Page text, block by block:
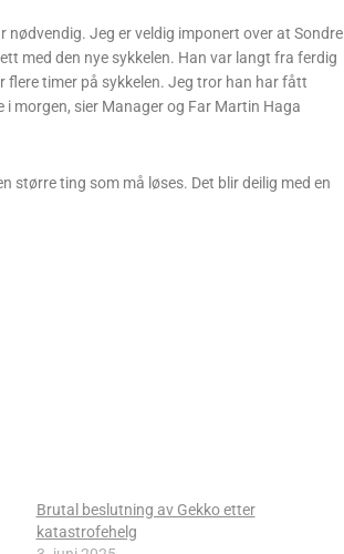
Jeg er veldig imponert over at Sondre
med den nye sykkelen. Han var langt fra ferdig
flere timer på sykkelen. Jeg tror han har fått
morgen, sier Manager og Far Martin Haga
større ting som må løses. Det blir deilig med en
Brutal beslutning av Gekko etter
katastrofehelg